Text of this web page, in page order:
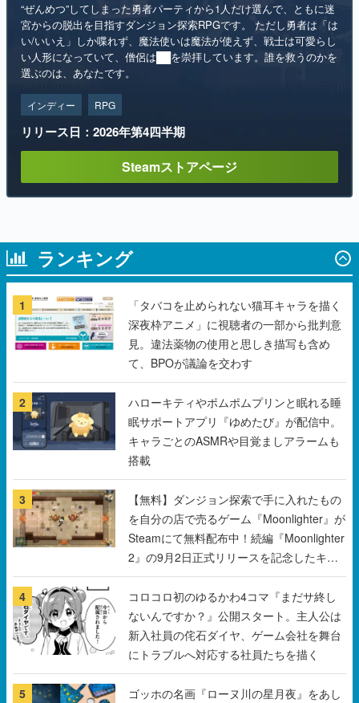
“ぜんめつ”してしまった勇者パーティから1人だけ選んで、ともに迷
宮からの脱出を目指すダンジョン探索RPGです。 ただし勇者は「は
い/いいえ」しか喋れず、魔法使いは魔法が使えず、戦士は可愛らし
い人形になっていて、僧侶は██を崇拝しています。誰を救うのかを
選ぶのは、あなたです。
インディー RPG
リリース日：2026年第4四半期
Steamストアページ
ランキング
1
「タバコを止められない猫耳キャラを描く
深夜枠アニメ」に視聴者の一部から批判意
見。違法薬物の使用と思しき描写も含め
て、BPOが議論を交わす
2
ハローキティやポムポムプリンと眠れる睡
眠サポートアプリ『ゆめたび』が配信中。
キャラごとのASMRや目覚ましアラームも
搭載
3
【無料】ダンジョン探索で手に入れたもの
を自分の店で売るゲーム『Moonlighter』が
Steamにて無料配布中！続編『Moonlighter
2』の9月2日正式リリースを記念したキャ
ンペーン
4
コロコロ初のゆるかわ4コマ『まだサ終し
ないんですか？』公開スタート。主人公は
新入社員の侘石ダイヤ、ゲーム会社を舞台
にトラブルへ対応する社員たちを描く
5
ゴッホの名画『ローヌ川の星月夜』をあし